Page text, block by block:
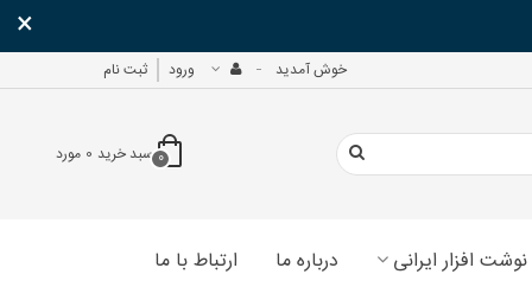
×
خوش آمدید ورود ثبت نام
0سبد خرید 0 مورد
نوشت افزار ایرانی درباره ما ارتباط با ما